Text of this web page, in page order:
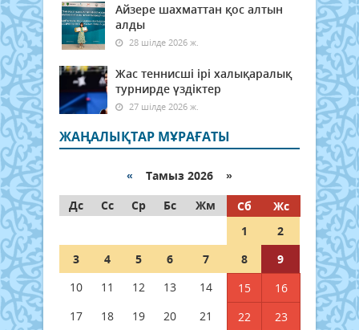
Айзере шахматтан қос алтын
алды
28 шілде 2026 ж.
Жас теннисші ірі халықаралық
турнирде үздіктер
27 шілде 2026 ж.
ЖАҢАЛЫҚТАР МҰРАҒАТЫ
« Тамыз 2026 »
Дс
Сс Ср Бс Жм Сб
Жс
1
2
3
4 5 6 7 8
9
10
11 12 13 14 15
16
17
18 19 20 21 22
23